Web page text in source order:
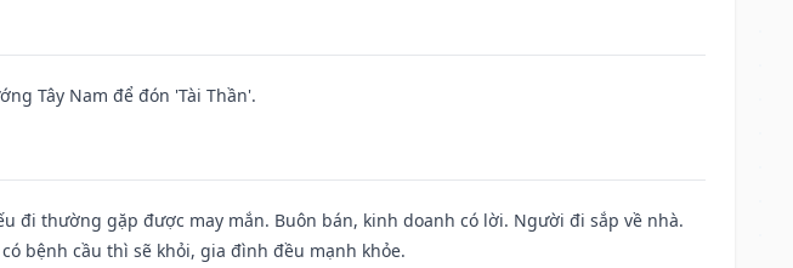
Tây Nam để đón 'Tài Thần'.
đi thường gặp được may mắn. Buôn bán, kinh doanh có lời. Người đi sắp về nhà.
bệnh cầu thì sẽ khỏi, gia đình đều mạnh khỏe.